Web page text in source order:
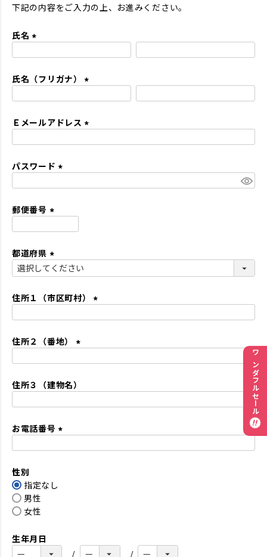
下記の内容をご入力の上、お進みください。
氏名
須
氏名（フリガナ）
須
Ｅメールアドレス
パスワード
郵便番号
須
)
都道府県
(
須
住所１（市区町村）
住所２（番地）
須
住所３（建物名）
お電話番号
性別
指定なし
男性
女性
生年月日
ワンダフルセール